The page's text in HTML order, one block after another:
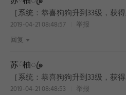
［系统：恭喜狗狗升到33级，获
2019-04-21 08:48:57
举报
回复
苏ོ柚ꦿ๑
［系统：恭喜狗狗升到33级，获
2019-04-21 08:48:53
举报